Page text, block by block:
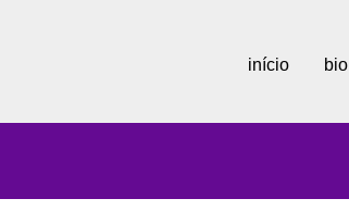
início bio